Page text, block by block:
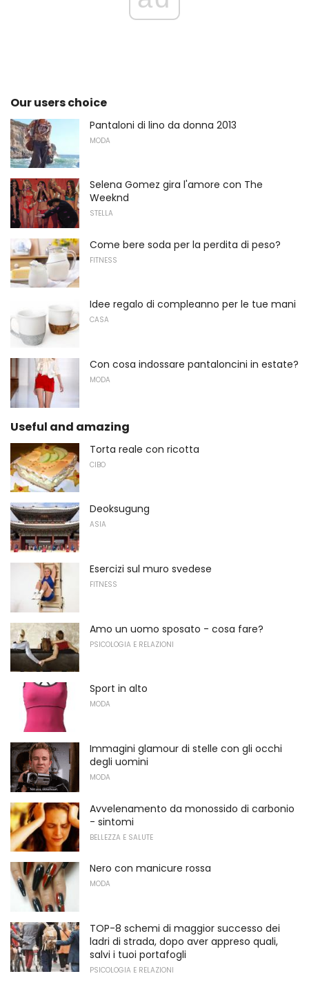
Our users choice
Pantaloni di lino da donna 2013
MODA
Selena Gomez gira l'amore con The
Weeknd
STELLA
Come bere soda per la perdita di peso?
FITNESS
Idee regalo di compleanno per le tue mani
CASA
Con cosa indossare pantaloncini in estate?
MODA
Useful and amazing
Torta reale con ricotta
CIBO
Deoksugung
ASIA
Esercizi sul muro svedese
FITNESS
Amo un uomo sposato - cosa fare?
PSICOLOGIA E RELAZIONI
Sport in alto
MODA
Immagini glamour di stelle con gli occhi
degli uomini
MODA
Avvelenamento da monossido di carbonio
- sintomi
BELLEZZA E SALUTE
Nero con manicure rossa
MODA
TOP-8 schemi di maggior successo dei
ladri di strada, dopo aver appreso quali,
salvi i tuoi portafogli
PSICOLOGIA E RELAZIONI